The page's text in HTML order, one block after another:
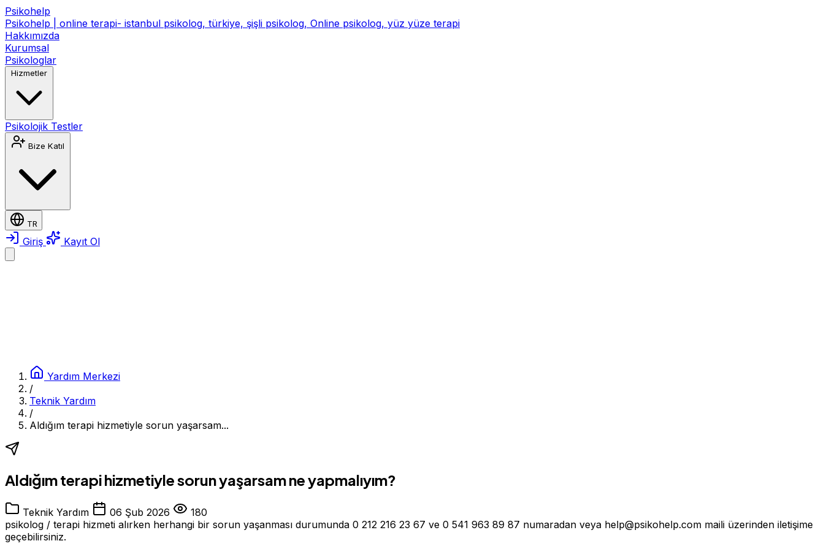
Psikohelp
Psikohelp | online terapi- istanbul psikolog, türkiye, şişli psikolog, Online psikolog, yüz yüze terapi
Hakkımızda
Kurumsal
Psikologlar
Hizmetler
Psikolojik Testler
Bize Katıl
TR
Giriş Kayıt Ol
Yardım Merkezi
/
Teknik Yardım
/
Aldığım terapi hizmetiyle sorun yaşarsam...
Aldığım terapi hizmetiyle sorun yaşarsam ne yapmalıyım?
Teknik Yardım 06 Şub 2026
180
psikolog / terapi hizmeti alırken herhangi bir sorun yaşanması durumunda 0 212 216 23 67 ve 0 541 963 89 87 numaradan veya help@psikohelp.com maili üzerinden iletişime
geçebilirsiniz.